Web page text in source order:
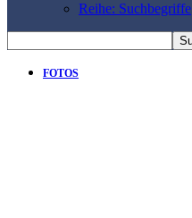
Reihe: Suchbegriffe
FOTOS